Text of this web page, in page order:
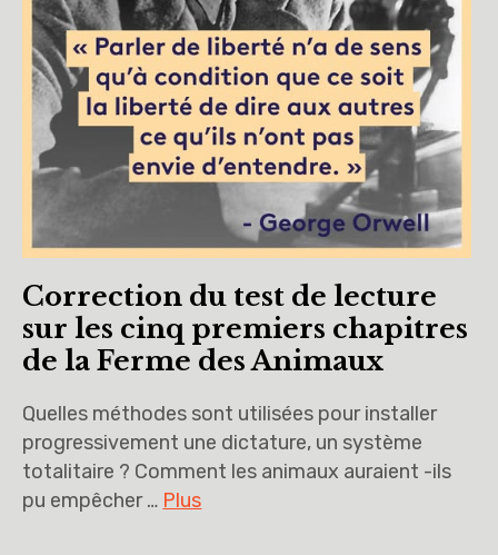
Correction du test de lecture
sur les cinq premiers chapitres
de la Ferme des Animaux
Quelles méthodes sont utilisées pour installer
progressivement une dictature, un système
totalitaire ? Comment les animaux auraient -ils
pu empêcher … Plus